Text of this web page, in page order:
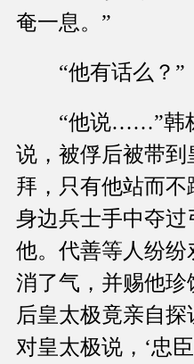
奄一息。”
“他有话么？”
“他说……”韩栋
说，被俘后被带
拜，只有他站而
身边兵士手中夺
他。代善等人纷
消了气，并赐他
后皇太极竟亲自
对皇太极说，‘忠